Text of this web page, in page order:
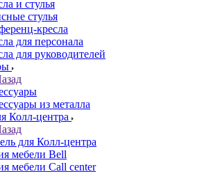
и стулья
стулья
кресла
для персонала
для руководителей
из металла
Колл-центра
для Колл-центра
мебели Bell
мебели Call center